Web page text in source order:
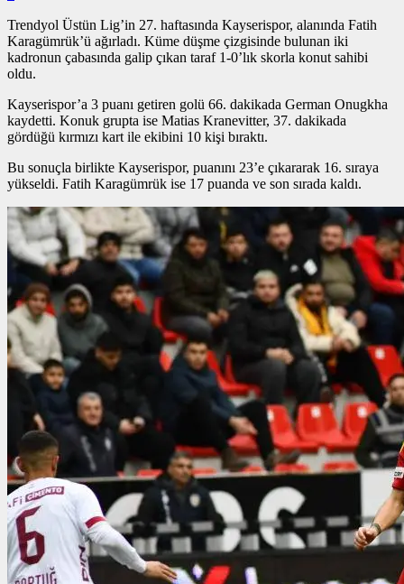
Trendyol Üstün Lig’in 27. haftasında Kayserispor, alanında Fatih
Karagümrük’ü ağırladı. Küme düşme çizgisinde bulunan iki
kadronun çabasında galip çıkan taraf 1-0’lık skorla konut sahibi
oldu.
Kayserispor’a 3 puanı getiren golü 66. dakikada German Onugkha
kaydetti. Konuk grupta ise Matias Kranevitter, 37. dakikada
gördüğü kırmızı kart ile ekibini 10 kişi bıraktı.
Bu sonuçla birlikte Kayserispor, puanını 23’e çıkararak 16. sıraya
yükseldi. Fatih Karagümrük ise 17 puanda ve son sırada kaldı.